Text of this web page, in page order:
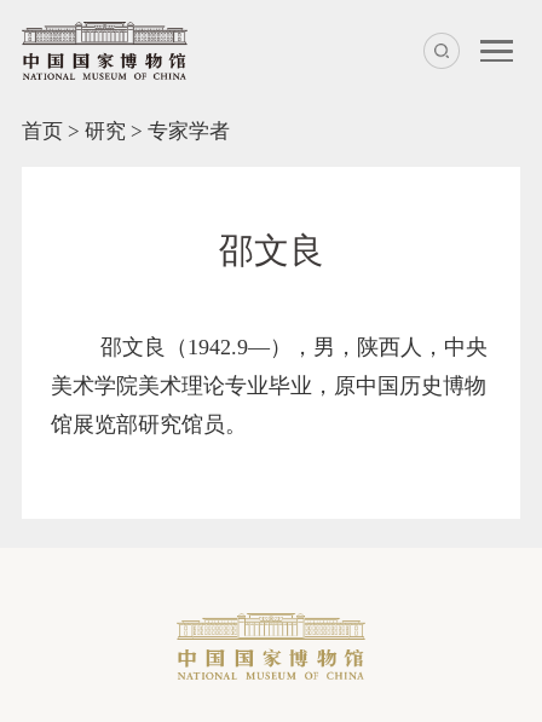
首页> 研究 > 专家学者
邵文良
邵文良（1942.9—），男，陕西人，中央
美术学院美术理论专业毕业，原中国历史博物
馆展览部研究馆员。